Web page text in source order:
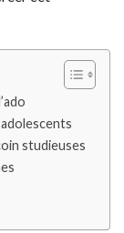
studieuses